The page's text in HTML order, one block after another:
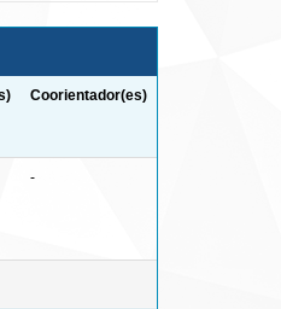
Coorientador(es)
-